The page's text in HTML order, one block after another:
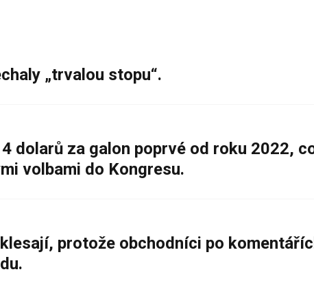
„trvalou stopu“.
dolarů za galon poprvé od roku 2022,
volbami do Kongresu.
protože obchodníci po